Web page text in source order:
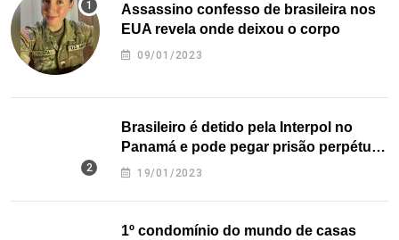
Assassino confesso de brasileira nos
EUA revela onde deixou o corpo
09/01/2023
Brasileiro é detido pela Interpol no
Panamá e pode pegar prisão perpétua
nos EUA
19/01/2023
1º condomínio do mundo de casas